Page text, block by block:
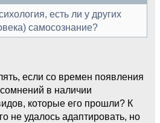
есть ли у других
самосознание?
если со времен появления
сомнений в наличии
которые его прошли? К
не удалось адаптировать, но